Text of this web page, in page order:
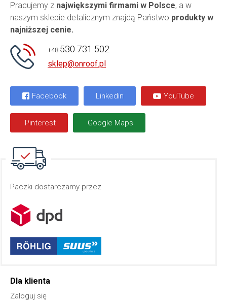
Pracujemy z największymi firmami w Polsce, a w
naszym sklepie detalicznym znajdą Państwo produkty w
najniższej cenie.
+48 530 731 502
sklep@onroof.pl
Facebook Linkedin YouTube
Pinterest Google Maps
Paczki dostarczamy przez
Dla klienta
Zaloguj się